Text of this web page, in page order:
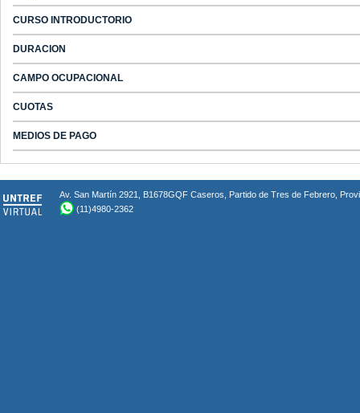
CURSO INTRODUCTORIO
DURACION
CAMPO OCUPACIONAL
CUOTAS
MEDIOS DE PAGO
Av. San Martín 2921, B1678GQF Caseros, Partido de Tres de Febrero,
(11)4980-2362